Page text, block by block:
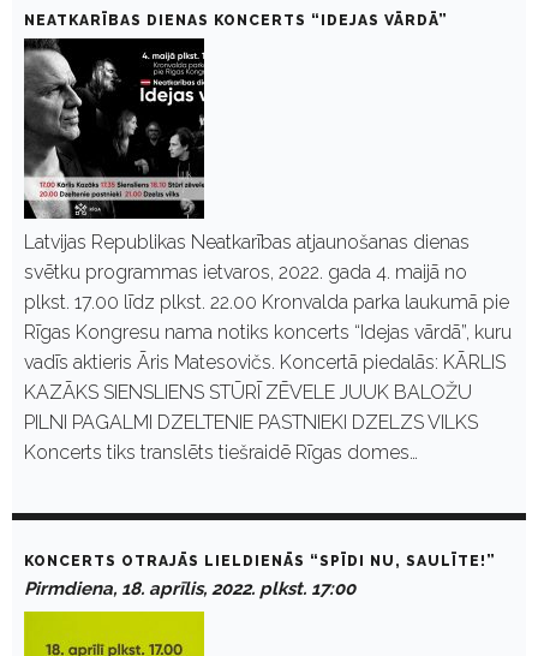
NEATKARĪBAS DIENAS KONCERTS “IDEJAS VĀRDĀ”
Latvijas Republikas Neatkarības atjaunošanas dienas
svētku programmas ietvaros, 2022. gada 4. maijā no
plkst. 17.00 līdz plkst. 22.00 Kronvalda parka laukumā pie
Rīgas Kongresu nama notiks koncerts “Idejas vārdā”, kuru
vadīs aktieris Āris Matesovičs. Koncertā piedalās: KĀRLIS
KAZĀKS SIENSLIENS STŪRĪ ZĒVELE JUUK BALOŽU
PILNI PAGALMI DZELTENIE PASTNIEKI DZELZS VILKS
Koncerts tiks translēts tiešraidē Rīgas domes…
KONCERTS OTRAJĀS LIELDIENĀS “SPĪDI NU, SAULĪTE!”
Pirmdiena, 18. aprīlis, 2022. plkst. 17:00